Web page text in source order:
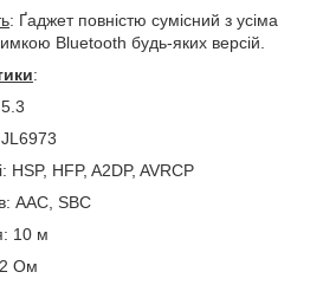
: Ґаджет повністю сумісний з усіма
Bluetooth будь-яких версій.
:
HSP, HFP, A2DP, AVRCP
AAC, SBC
10 м
Ом